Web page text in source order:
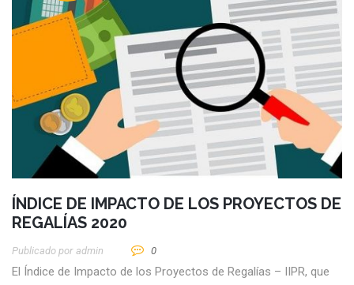
ÍNDICE DE IMPACTO DE LOS PROYECTOS DE
REGALÍAS 2020
Publicado por Admin 0
El Índice de Impacto de los Proyectos de Regalías – IIPR, que